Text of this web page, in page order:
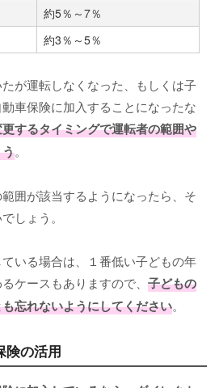
約5％～7％
約3％～5％
が運転しなくなった、もしくは子
車保険に加入することになったな
するタイミングで運転者の範囲や
。
囲が該当するようになったら、そ
しょう。
いる場合は、１番低い子どもの年
ケースもありますので、 子どもの
忘れないようにしてください。
険の活用